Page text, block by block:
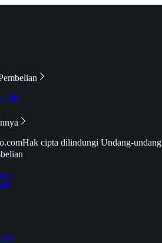
Hak cipta dilindungi Undang-undang